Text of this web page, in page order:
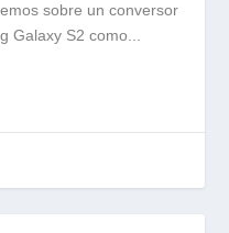
sobre un conversor
Galaxy S2 como...